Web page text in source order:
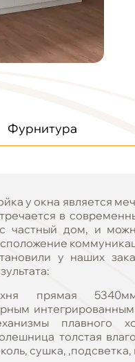
Фурнитура
у окна является
в
частный дом, и
у наших
прямая
плавного
толстая
сушка, ,подсветка,